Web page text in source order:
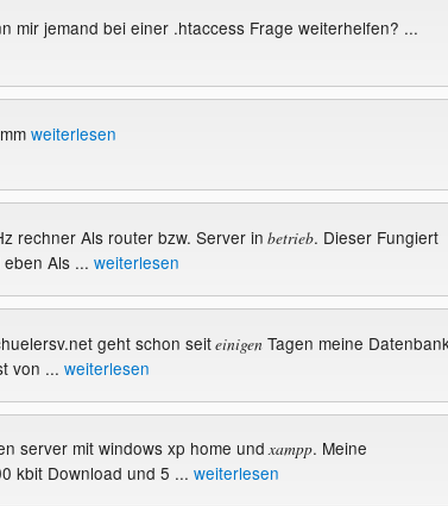
mir jemand bei einer .htaccess Frage weiterhelfen? ...
weiterlesen
rechner Als router bzw. Server in betrieb. Dieser Fungiert
Als ... weiterlesen
geht schon seiteinigenTagen meine
von ... weiterlesen
server mit windows xp home undxampp. Meine
kbit Download und 5 ... weiterlesen